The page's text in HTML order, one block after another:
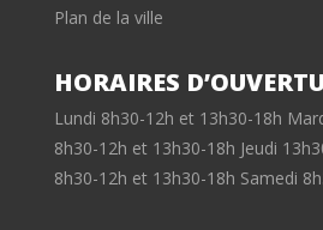
Plan de la ville
HORAIRES
Lundi 8h30-12h et 13h30-18h
8h30-12h et 13h30-18h Jeudi
8h30-12h et 13h30-18h Samedi